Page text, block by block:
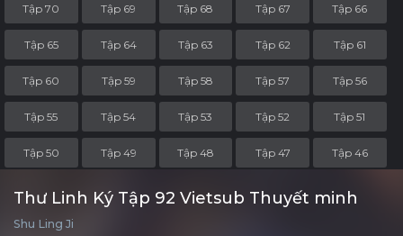
Tập 70 Tập 69 Tập 68 Tập 67 Tập 66
Tập 65 Tập 64 Tập 63 Tập 62 Tập 61
Tập 60 Tập 59 Tập 58 Tập 57 Tập 56
Tập 55 Tập 54 Tập 53 Tập 52 Tập 51
Tập 50 Tập 49 Tập 48 Tập 47 Tập 46
Tập 45 Tập 44 Tập 43 Tập 42 Tập 41
Tập 40
Thư Linh Ký Tập 92 Vietsub Thuyết minh
Shu Ling Ji